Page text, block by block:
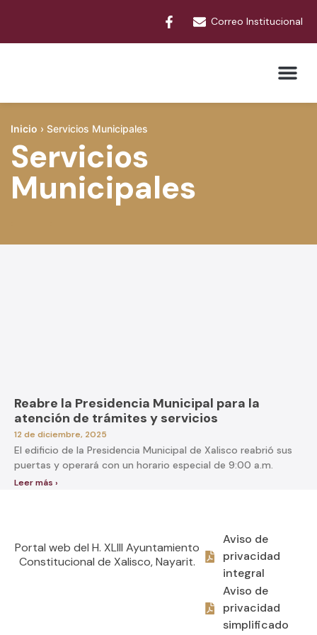
Correo Institucional
Inicio › Servicios Municipales
Servicios
Municipales
Reabre la Presidencia Municipal para la
atención de trámites y servicios
12 de diciembre, 2025
El edificio de la Presidencia Municipal de Xalisco reabrió sus
puertas y operará con un horario especial de 9:00 a.m.
Leer más ›
Portal web del H. XLIII Ayuntamiento
Constitucional de Xalisco, Nayarit.
Aviso de
privacidad
integral
Aviso de
privacidad
simplificado